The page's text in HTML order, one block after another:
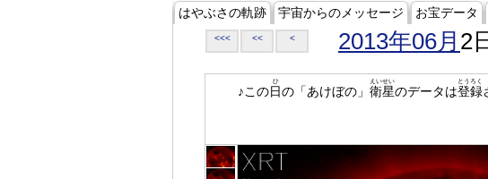
はやぶさの軌跡 宇宙からのメッセージ お宝データ
<<< << < 2013年06月 2
♪この日
ひ
の「あけぼの」 衛星
えいせい
のデータは登録
とうろく